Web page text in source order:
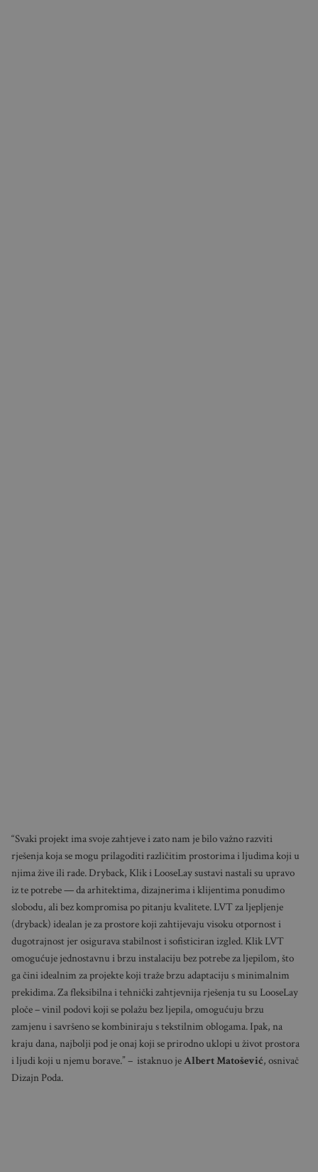
“Svaki projekt ima svoje zahtjeve i zato nam je bilo važno razviti
rješenja koja se mogu prilagoditi različitim prostorima i ljudima koji u
njima žive ili rade. Dryback, Klik i LooseLay sustavi nastali su upravo
iz te potrebe — da arhitektima, dizajnerima i klijentima ponudimo
slobodu, ali bez kompromisa po pitanju kvalitete. LVT za ljepljenje
(dryback) idealan je za prostore koji zahtijevaju visoku otpornost i
dugotrajnost jer osigurava stabilnost i sofisticiran izgled. Klik LVT
omogućuje jednostavnu i brzu instalaciju bez potrebe za ljepilom, što
ga čini idealnim za projekte koji traže brzu adaptaciju s minimalnim
prekidima. Za fleksibilna i tehnički zahtjevnija rješenja tu su LooseLay
ploče – vinil podovi koji se polažu bez ljepila, omogućuju brzu
zamjenu i savršeno se kombiniraju s tekstilnim oblogama. Ipak, na
kraju dana, najbolji pod je onaj koji se prirodno uklopi u život prostora
i ljudi koji u njemu borave.” – istaknuo jeAlbert Matošević, osnivač
Dizajn Poda.